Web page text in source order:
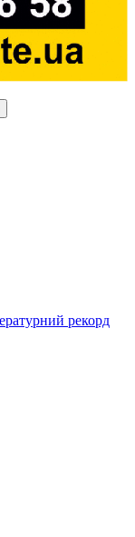
рекорд